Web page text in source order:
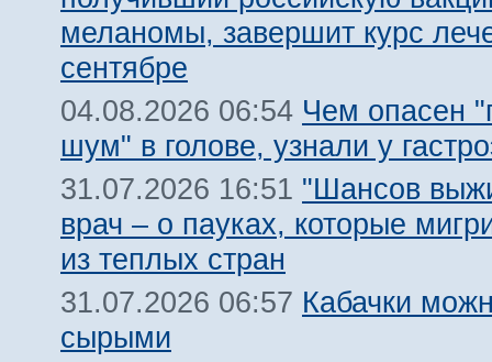
меланомы, завершит курс
сентябре
04.08.2026 06:54 Чем опасен
шум" в голове, узнали у
31.07.2026 16:51 "Шансов
врач – о пауках, которые
из теплых стран
31.07.2026 06:57 Кабачки
сырыми